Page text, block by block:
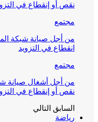
نقص أو إنقطاع في
مجتمع
من أجل صيانة شبكة
انقطاع في التزويد
مجتمع
من أجل أشغال صيانة
نقص أو إنقطاع في
السابق التالي
رياضة